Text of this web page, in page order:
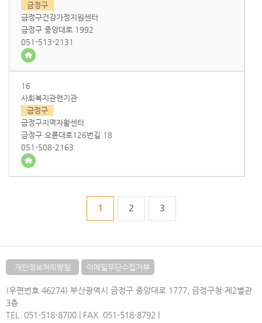
금정구
금정구건강가정지원센터
금정구 중앙대로 1992
051-513-2131
16
사회복지관련기관
금정구
금정구지역자활센터
금정구 오륜대로126번길 18
051-508-2163
1 2 3
개인정보처리방침 이메일무단수집거부
(우편번호 46274) 부산광역시 금정구 중앙대로 1777, 금정구청 제2별관
3층
TEL. 051-518-8700 | FAX. 051-518-8792 |